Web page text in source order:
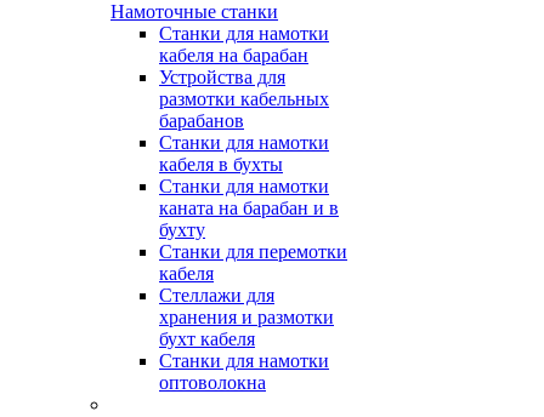
Намоточные станки
Станки для намотки
кабеля на барабан
Устройства для
размотки кабельных
барабанов
Станки для намотки
кабеля в бухты
Станки для намотки
каната на барабан и в
бухту
Станки для перемотки
кабеля
Стеллажи для
хранения и размотки
бухт кабеля
Станки для намотки
оптоволокна